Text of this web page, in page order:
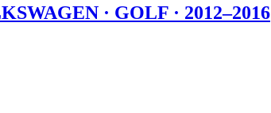
· GOLF · 2012–2016